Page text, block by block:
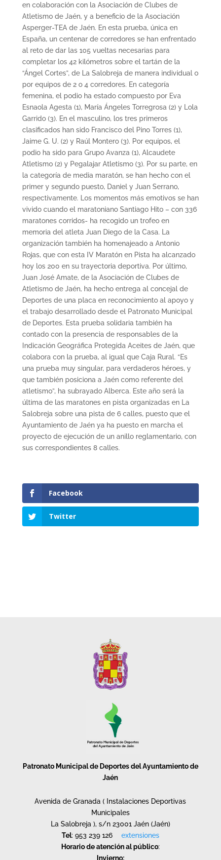
en colaboración con la Asociación de Clubes de
Atletismo de Jaén, y a beneficio de la Asociación
Asperger-TEA de Jaén. En esta prueba, única en
España, un centenar de corredores se han enfrentado
al reto de dar las 105 vueltas necesarias para
completar los 42 kilómetros sobre el tartán de la
“Ángel Cortes”, de La Salobreja de manera individual o
por equipos de 2 o 4 corredores. En categoría
femenina, el podio ha estado compuesto por Eva
Esnaola Agesta (1), María Ángeles Torregrosa (2) y Lola
Garrido (3). En el masculino, los tres primeros
clasificados han sido Francisco del Pino Torres (1),
Jaime G. U. (2) y Raúl Montero (3). Por equipos, el
podio ha sido para Grupo Avanza (1), Alcaudete
Atletismo (2) y Pegalajar Atletismo (3). Por su parte, en
la categoría de media maratón, se han hecho con el
primer y segundo puesto, Daniel y Juan Serrano,
respectivamente. Los momentos más emotivos se han
vivido cuando el maratoniano Santiago Hito – con 336
maratones corridos- ha recogido un trofeo en
memoria del atleta Juan Diego de la Casa. La
organización también ha homenajeado a Antonio
Rojas, que con esta IV Maratón en Pista ha alcanzado
hoy los 200 en su trayectoria deportiva. Por último,
Juan José Amate, de la Asociación de Clubes de
Atletismo de Jaén, ha hecho entrega al concejal de
Deportes de una placa en reconocimiento al apoyo y
el trabajo desarrollado desde el Patronato Municipal
de Deportes. Esta prueba solidaria también ha
contado con la presencia de responsables de la
Indicación Geográfica Protegida Aceites de Jaén, que
colabora con la prueba, al igual que Caja Rural. “Es
una prueba muy singular, para verdaderos héroes, y
que también posiciona a Jaén como referente del
atletismo”, ha subrayado Alberca. Este año será la
última de las maratones en pista organizadas en La
Salobreja sobre una pista de 6 calles, puesto que el
Ayuntamiento de Jaén ya ha puesto en marcha el
proyecto de ejecución de un anillo reglamentario, con
sus correspondientes 8 calles.
Facebook
Twitter
Patronato Municipal de Deportes del Ayuntamiento de
Jaén
Avenida de Granada ( Instalaciones Deportivas
Municipales
La Salobreja ), s/n 23001 Jaén (Jaén)
Tel: 953 239 126
extensiones
Horario de atención al público:
Invierno: